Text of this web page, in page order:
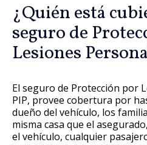
¿Quién está
seguro de
Lesiones
El seguro de Protección por
PIP, provee cobertura por
dueño del vehículo, los
misma casa que el
el vehículo, cualquier